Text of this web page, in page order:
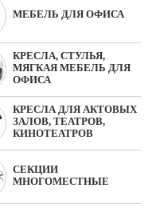
МЕБЕЛЬ ДЛЯ ОФИСА
КРЕСЛА, СТУЛЬЯ,
МЯГКАЯ МЕБЕЛЬ ДЛЯ
ОФИСА
КРЕСЛА ДЛЯ АКТОВЫХ
ЗАЛОВ, ТЕАТРОВ,
КИНОТЕАТРОВ
СЕКЦИИ
МНОГОМЕСТНЫЕ